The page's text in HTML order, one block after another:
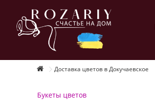
Доставка цветов в Докучаевское
Букеты цветов